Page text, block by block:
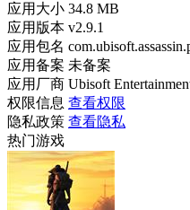
应用大小 34.8 MB
应用版本 v2.9.1
应用包名
应用备案 未备案
应用厂商 Ubisoft
权限信息 查看权限
隐私政策 查看隐私
热门游戏